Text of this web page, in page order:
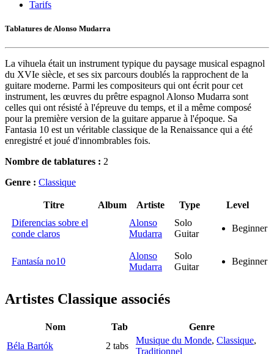
Tarifs
Tablatures de Alonso Mudarra
La vihuela était un instrument typique du paysage musical espagnol
du XVIe siècle, et ses six parcours doublés la rapprochent de la
guitare moderne. Parmi les compositeurs qui ont écrit pour cet
instrument, les œuvres du prêtre espagnol Alonso Mudarra sont
celles qui ont résisté à l'épreuve du temps, et il a même composé
pour la première version de la guitare apparue à l'époque. Sa
Fantasia 10 est un véritable classique de la Renaissance qui a été
enregistré et joué d'innombrables fois.
Nombre de tablatures : 2
Genre : Classique
Titre Album Artiste Type
Level
Diferencias sobre el
conde claros
Alonso
Mudarra
Solo
Guitar
Beginner
Fantasía no10
Alonso
Mudarra
Solo
Guitar
Beginner
Artistes Classique associés
Nom Tab
Genre
Béla Bartók
2 tabs
Musique du Monde, Classique,
Traditionnel